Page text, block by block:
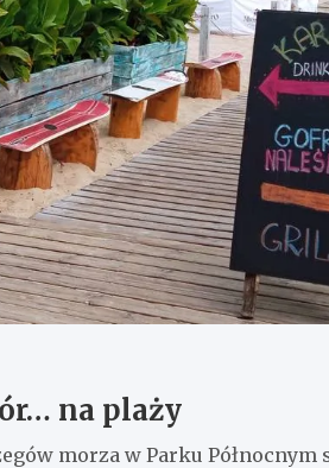
na plaży
morza w Parku Północnym